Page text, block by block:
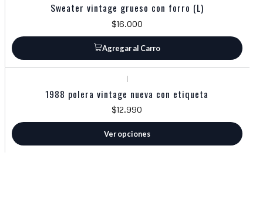
Sweater vintage grueso con forro (L)
$16.000
Agregar al Carro
|
1988 polera vintage nueva con etiqueta
$12.990
Ver opciones